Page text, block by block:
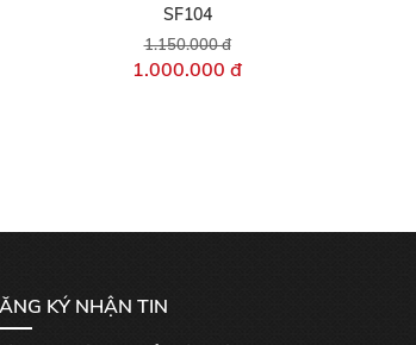
SF104
1.150.000 đ
1.000.000 đ
KÝ NHẬN TIN